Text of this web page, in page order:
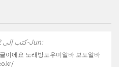
كتب إلى 14:22 06-Jun:
이에요 노래방도우미알바 보도알바